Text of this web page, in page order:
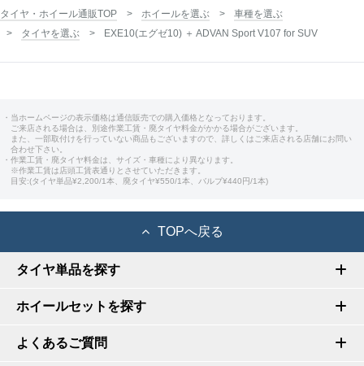
タイヤ・ホイール通販TOP ホイールを選ぶ
車種を選ぶ
タイヤを選ぶ
EXE10(エグゼ10) ＋ ADVAN Sport V107 for SUV
・当ホームページの表示価格は通信販売での購入価格となっております。
ご来店される場合は、別途作業工賃・廃タイヤ料金がかかる場合がございます。
また、一部取付けを行っていない商品もございますので、詳しくはご来店される店舗にお問い
合わせ下さい。
・作業工賃・廃タイヤ料金は、サイズ・車種により異なります。
※作業工賃は店頭工賃表通りとさせていただきます。
目安:(タイヤ単品¥2,200/1本、廃タイヤ¥550/1本、バルブ¥440円/1本)
TOPへ戻る
タイヤ単品を探す
ホイールセットを探す
よくあるご質問